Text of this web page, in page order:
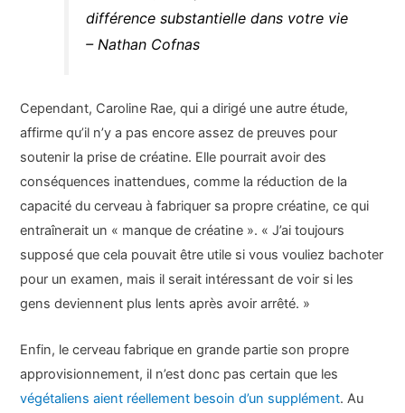
différence substantielle dans votre vie
– Nathan Cofnas
Cependant, Caroline Rae, qui a dirigé une autre étude,
affirme qu’il n’y a pas encore assez de preuves pour
soutenir la prise de créatine. Elle pourrait avoir des
conséquences inattendues, comme la réduction de la
capacité du cerveau à fabriquer sa propre créatine, ce qui
entraînerait un « manque de créatine ». « J’ai toujours
supposé que cela pouvait être utile si vous vouliez bachoter
pour un examen, mais il serait intéressant de voir si les
gens deviennent plus lents après avoir arrêté. »
Enfin, le cerveau fabrique en grande partie son propre
approvisionnement, il n’est donc pas certain que les
végétaliens aient réellement besoin d’un supplément. Au